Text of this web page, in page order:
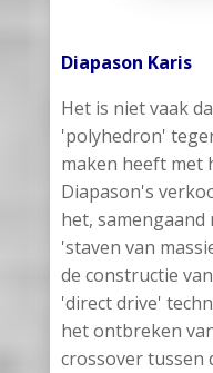
Diapason Karis
Het is niet vaak
'polyhedron'
maken heeft met
Diapason's
het,
'staven van
de constructie
'direct drive'
het ontbreken
crossover tussen